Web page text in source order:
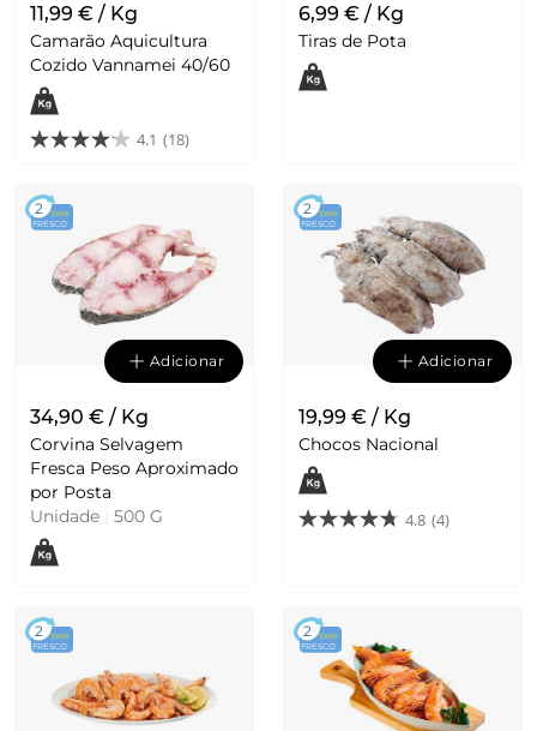
11,99 € / Kg
Camarão Aquicultura
Cozido Vannamei 40/60
4.1 (18)
6,99 € / Kg
Tiras de Pota
2 DIAS
FRESCO
Adicionar
34,90 € / Kg
Corvina Selvagem
Fresca Peso Aproximado
por Posta
Unidade
500 G
2 DIAS
FRESCO
Adicionar
19,99 € / Kg
Chocos Nacional
4.8 (4)
2 DIAS
FRESCO
2 DIAS
FRESCO